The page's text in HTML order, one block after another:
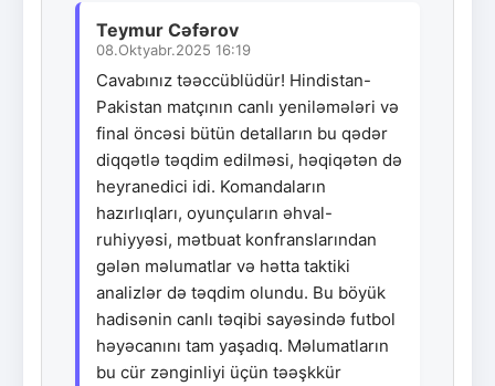
Teymur Cəfərov
08.Oktyabr.2025 16:19
Cavabınız təəccüblüdür! Hindistan-
Pakistan matçının canlı yeniləmələri və
final öncəsi bütün detalların bu qədər
diqqətlə təqdim edilməsi, həqiqətən də
heyranedici idi. Komandaların
hazırlıqları, oyunçuların əhval-
ruhiyyəsi, mətbuat konfranslarından
gələn məlumatlar və hətta taktiki
analizlər də təqdim olundu. Bu böyük
hadisənin canlı təqibi sayəsində futbol
həyəcanını tam yaşadıq. Məlumatların
bu cür zənginliyi üçün təəşkkür